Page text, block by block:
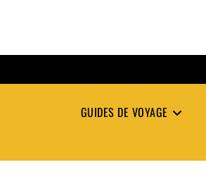
GUIDES DE VOYAGE